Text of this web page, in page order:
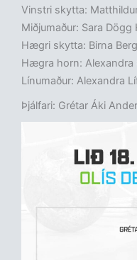
Vinstri skytta:
Miðjumaður: Sara Dögg
Hægri skytta: Birna
Hægra horn: Alexandra
Línumaður: Alexandra
Þjálfari: Grétar Áki